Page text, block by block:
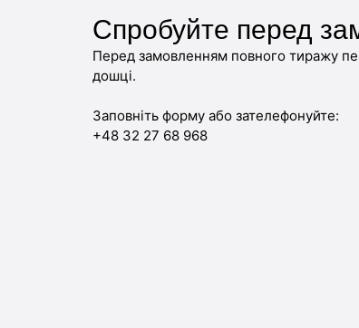
Спробуйте перед
Перед замовленням повного тиражу
дошці.
Заповніть форму або зателефонуйте:
+48 32 27 68 968